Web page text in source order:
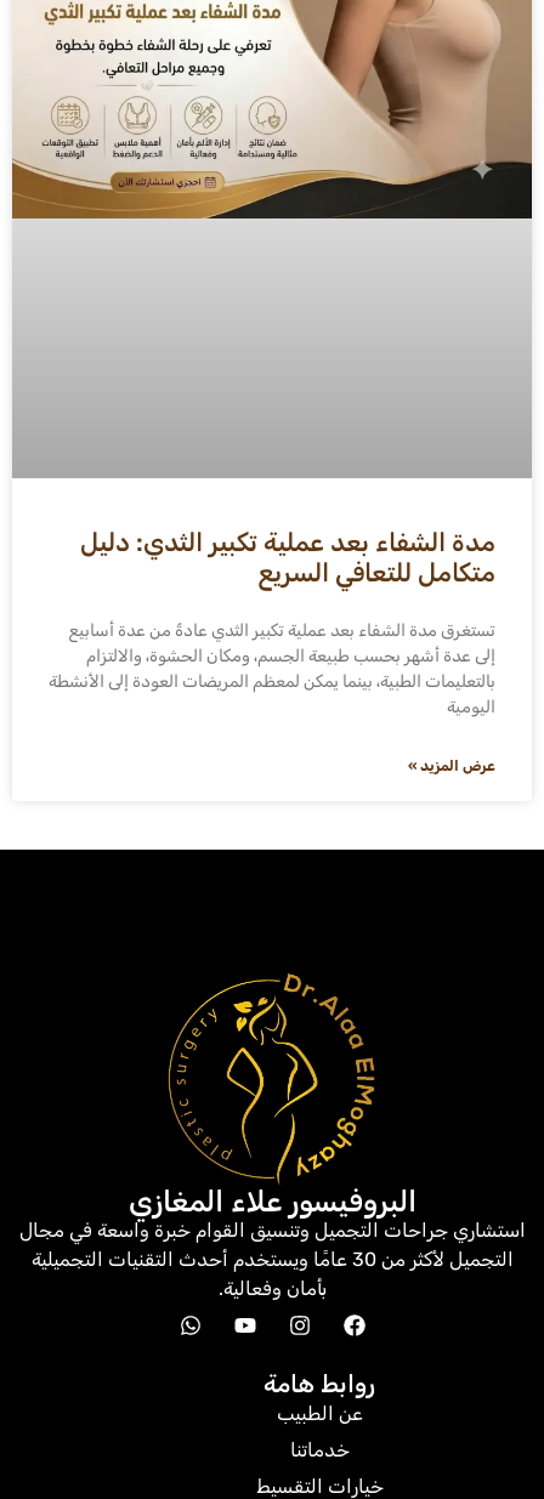
مدة الشفاء بعد عملية تكبير الثدي: دليل
متكامل للتعافي السريع
تستغرق مدة الشفاء بعد عملية تكبير الثدي عادةً من عدة أسابيع
إلى عدة أشهر بحسب طبيعة الجسم، ومكان الحشوة، والالتزام
بالتعليمات الطبية، بينما يمكن لمعظم المريضات العودة إلى الأنشطة
اليومية
عرض المزيد »
البروفيسور علاء المغازي
استشاري جراحات التجميل وتنسيق القوام خبرة واسعة في مجال
التجميل لأكثر من 30 عامًا ويستخدم أحدث التقنيات التجميلية
بأمان وفعالية.
روابط هامة
عن الطبيب
خدماتنا
خيارات التقسيط